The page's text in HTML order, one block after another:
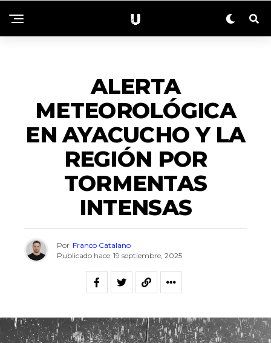
ALERTA
METEOROLÓGICA
EN AYACUCHO Y LA
REGIÓN POR
TORMENTAS
INTENSAS
Por Franco Catalano
Publicado hace 19 septiembre, 2025